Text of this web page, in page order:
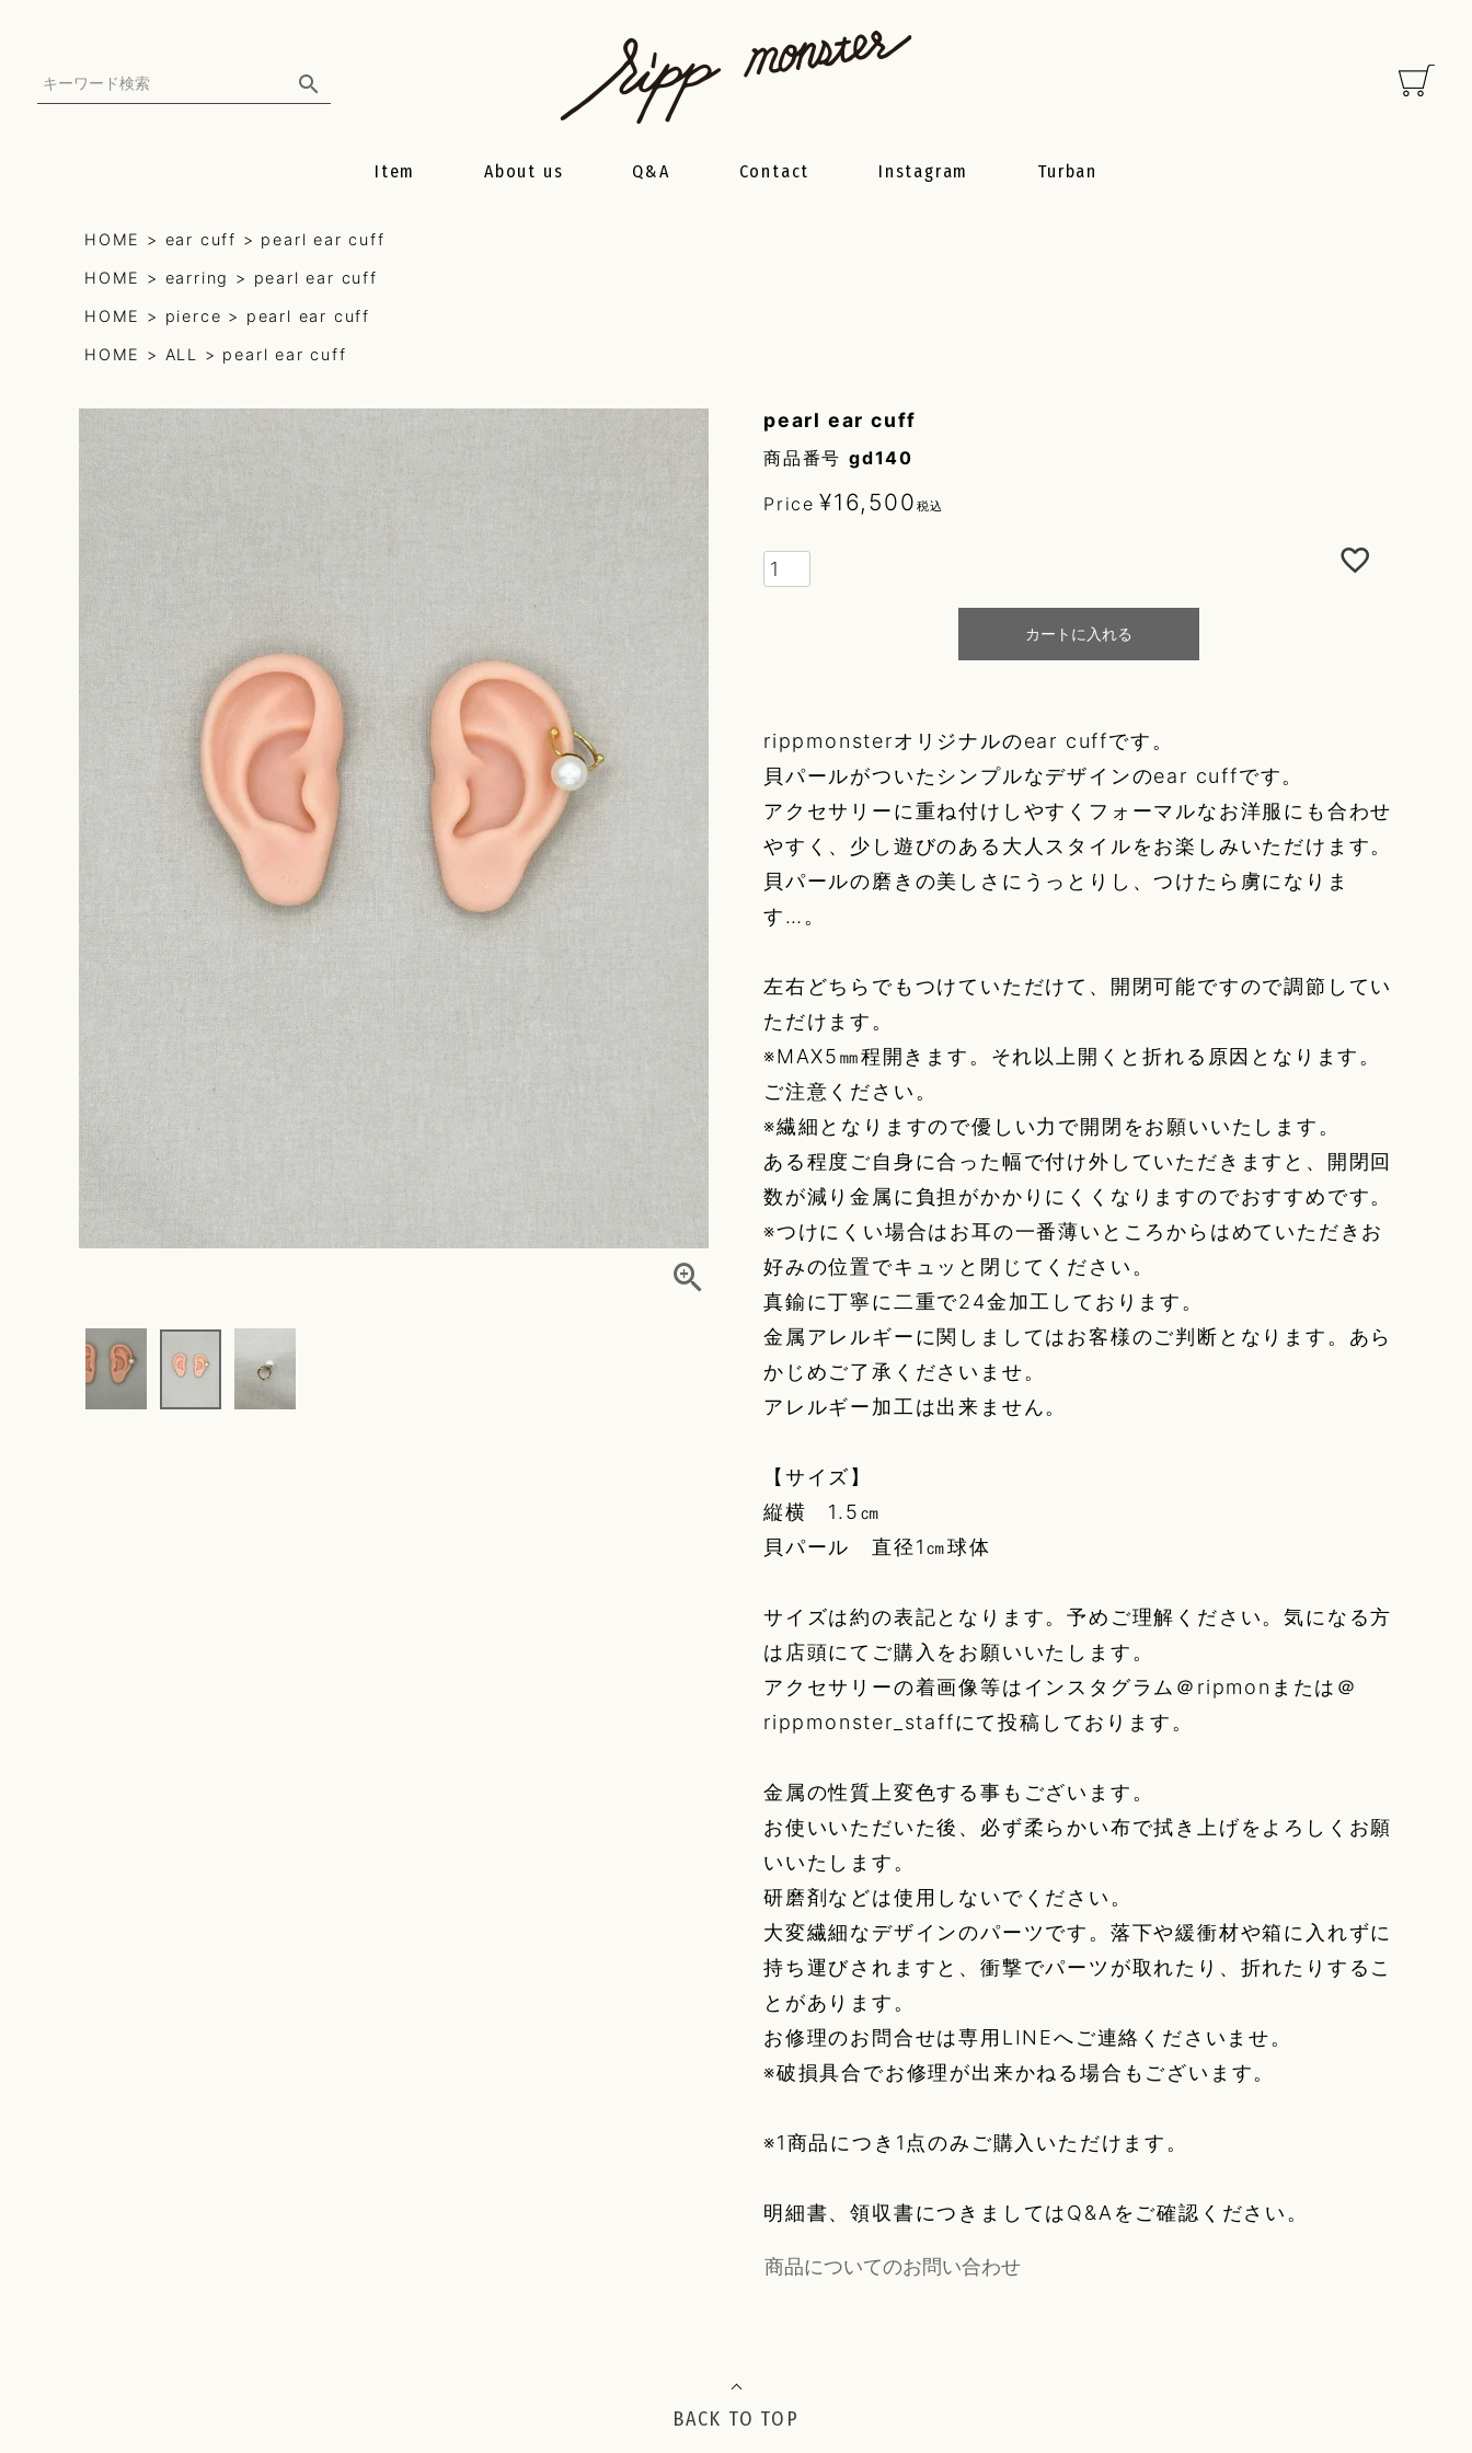
Item
necklace
mulch can
original bag
hair accessory
(candle jewelry)
other
rippmonster
vintage
souhait la fleur
rippmonster
About us Q&A Contact Instagram Turban
HOME ear cuff pearl ear cuff
HOME earring pearl ear cuff
HOME pierce pearl ear cuff
HOME ALL pearl ear cuff
pearl ear cuff
商品番号 gd140
Price ¥16,500 税込
カートに入れる
rippmonsterオリジナルのear cuffです。
貝パールがついたシンプルなデザインのear cuffです。
アクセサリーに重ね付けしやすくフォーマルなお洋服にも合わせ
やすく、少し遊びのある大人スタイルをお楽しみいただけます。
貝パールの磨きの美しさにうっとりし、つけたら虜になりま
す…。
左右どちらでもつけていただけて、開閉可能ですので調節してい
ただけます。
※MAX5㎜程開きます。それ以上開くと折れる原因となります。
ご注意ください。
※繊細となりますので優しい力で開閉をお願いいたします。
ある程度ご自身に合った幅で付け外していただきますと、開閉回
数が減り金属に負担がかかりにくくなりますのでおすすめです。
※つけにくい場合はお耳の一番薄いところからはめていただきお
好みの位置でキュッと閉じてください。
真鍮に丁寧に二重で24金加工しております。
金属アレルギーに関しましてはお客様のご判断となります。あら
かじめご了承くださいませ。
アレルギー加工は出来ません。
【サイズ】
縦横 1.5㎝
貝パール 直径1㎝球体
サイズは約の表記となります。予めご理解ください。気になる方
は店頭にてご購入をお願いいたします。
アクセサリーの着画像等はインスタグラム＠ripmonまたは＠
rippmonster_staffにて投稿しております。
金属の性質上変色する事もございます。
お使いいただいた後、必ず柔らかい布で拭き上げをよろしくお願
いいたします。
研磨剤などは使用しないでください。
大変繊細なデザインのパーツです。落下や緩衝材や箱に入れずに
持ち運びされますと、衝撃でパーツが取れたり、折れたりするこ
とがあります。
お修理のお問合せは専用LINEへご連絡くださいませ。
※破損具合でお修理が出来かねる場合もございます。
※1商品につき1点のみご購入いただけます。
明細書、領収書につきましてはQ&Aをご確認ください。
商品についてのお問い合わせ
BACK TO TOP